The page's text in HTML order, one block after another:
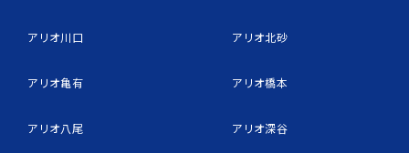
アリオ川口
アリオ亀有
アリオ八尾
アリオ北砂
アリオ橋本
アリオ深谷